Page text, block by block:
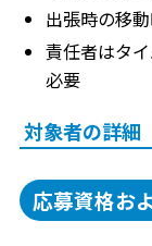
出張時の移
責任者はタ
必要
対象者の詳細
応募資格お